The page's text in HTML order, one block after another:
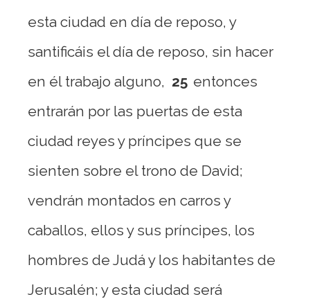
esta ciudad en día de reposo, y
santificáis el día de reposo, sin hacer
en él trabajo alguno, 25 entonces
entrarán por las puertas de esta
ciudad reyes y príncipes que se
sienten sobre el trono de David;
vendrán montados en carros y
caballos, ellos y sus príncipes, los
hombres de Judá y los habitantes de
Jerusalén; y esta ciudad será